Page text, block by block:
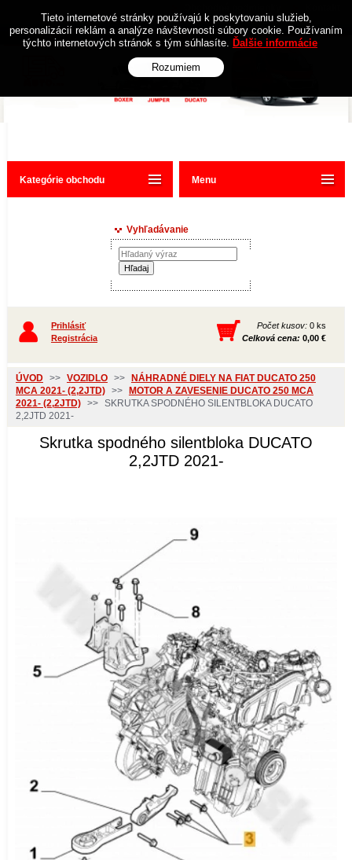
Kategórie obchodu
Vyhľadávanie
Prihlásiť
Registrácia
Počet kusov: 0 ks
Celková cena: 0,00 €
ÚVOD >> VOZIDLO >>
NÁHRADNÉ DIELY NA FIAT DUCATO 250
MCA 2021- (2,2JTD) >>
MOTOR A ZAVESENIE DUCATO 250 MCA
2021- (2,2JTD) >> SKRUTKA SPODNÉHO SILENTBLOKA DUCATO
2,2JTD 2021-
Skrutka spodného silentbloka DUCATO
2,2JTD 2021-
Menu
Tieto internetové stránky používajú k poskytovaniu služieb,
personalizácií reklám a analýze návštevnosti súbory cookie. Používaním
týchto internetových stránok s tým súhlasíte. Ďalšie informácie
Rozumiem